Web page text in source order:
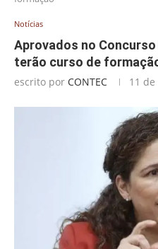
Notícias
Aprovados no
terão curso de
escrito por CONTEC 11